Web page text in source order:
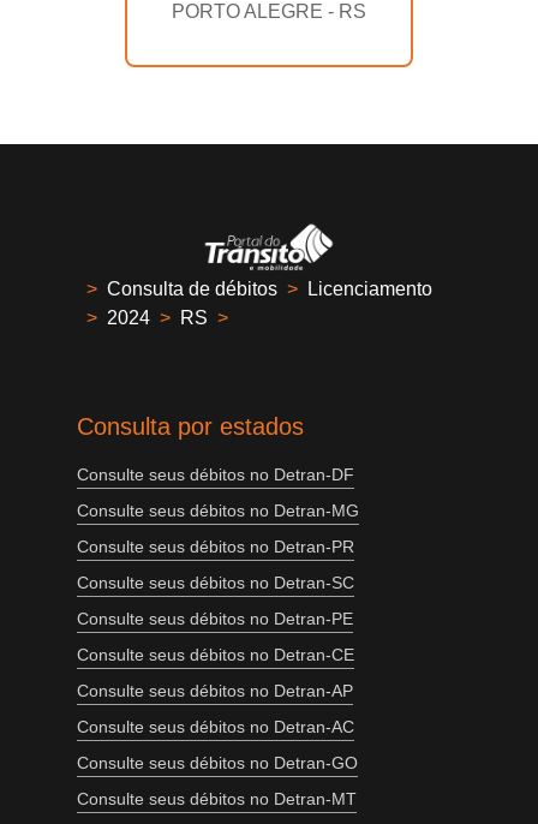
PORTO ALEGRE - RS
> Consulta de débitos >
Licenciamento
> 2024 > RS >
Consulta por estados
Consulte seus débitos no Detran-DF
Consulte seus débitos no Detran-MG
Consulte seus débitos no Detran-PR
Consulte seus débitos no Detran-SC
Consulte seus débitos no Detran-PE
Consulte seus débitos no Detran-CE
Consulte seus débitos no Detran-AP
Consulte seus débitos no Detran-AC
Consulte seus débitos no Detran-GO
Consulte seus débitos no Detran-MT